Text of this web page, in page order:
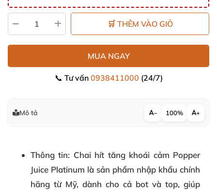
🛒 THÊM VÀO GIỎ
MUA NGAY
📞 Tư vấn 0938411000 (24/7)
Mô tả − 100% +
Thông tin: Chai hít tăng khoái cảm Popper
Juice Platinum là sản phẩm nhập khẩu chính
hãng từ Mỹ, dành cho cả bot và top, giúp